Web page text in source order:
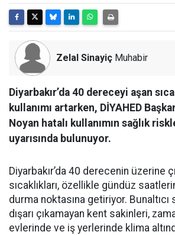
Zelal Sinayiç Muhabir
Diyarbakır’da 40 dereceyi aşan
kullanımı artarken, DİYAHED
Noyan hatalı kullanımın sağlık
uyarısında bulunuyor.
Diyarbakır’da 40 derecenin üzerine
sıcaklıkları, özellikle gündüz
durma noktasına getiriyor. Bunaltıcı
dışarı çıkamayan kent sakinleri,
evlerinde ve iş yerlerinde klima